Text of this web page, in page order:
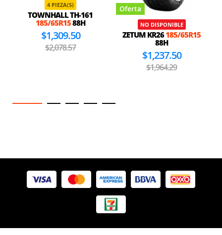
4 PIEZA(S)
TOWNHALL TH-161
185/65R1588H
$1,309.50
$2,078.57
Oferta
NO DISPONIBLE
ZETUM KR26185/65R15
88H
$1,237.50
$1,964.29